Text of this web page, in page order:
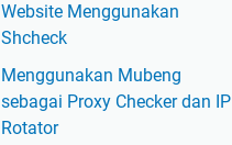
Website Menggunakan
Shcheck
Menggunakan Mubeng
sebagai Proxy Checker dan IP
Rotator